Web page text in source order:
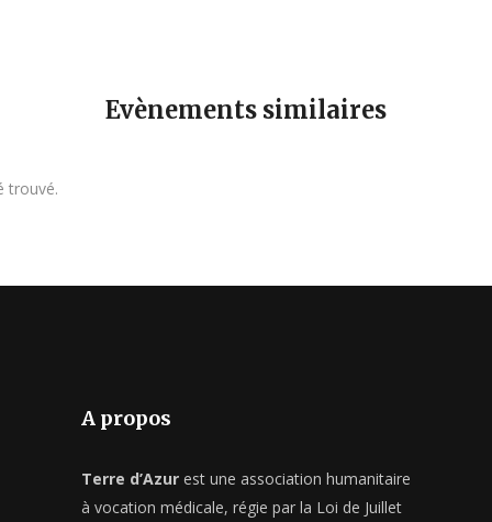
Evènements similaires
trouvé.
A propos
Terre d’Azur est une association humanitaire
à vocation médicale, régie par la Loi de Juillet